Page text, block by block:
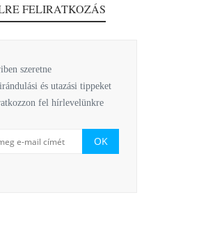
FELIRATKOZÁS
szeretne
és utazási tippeket
fel hírlevelünkre